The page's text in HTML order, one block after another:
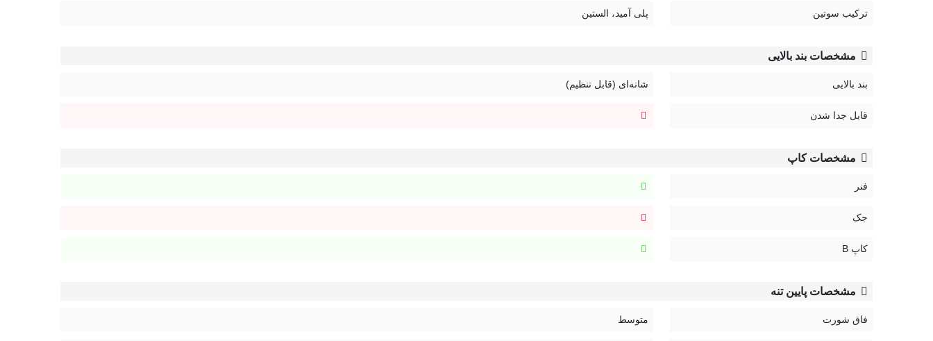
ترکیب سوتین پلی آمید، الستین
مشخصات بند بالایی
بند بالایی شانه‌ای (قابل تنظیم)
قابل جدا شدن
مشخصات کاپ
فنر
جک
کاپ B
مشخصات پایین تنه
فاق شورت متوسط